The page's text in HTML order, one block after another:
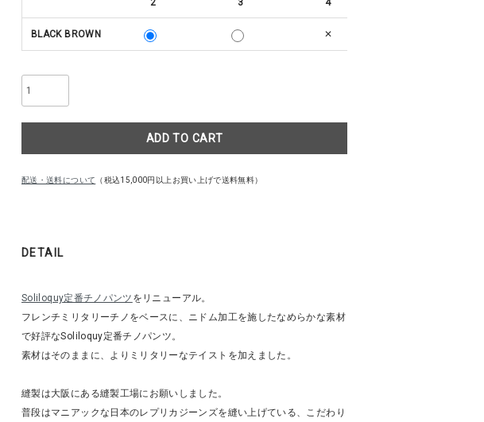
2 3 4
BLACK BROWN ✕
ADD TO CART
配送・送料について （税込15,000円以上お買い上げで送料無料）
DETAIL
Soliloquy定番チノパンツ をリニューアル。
フレンチミリタリーチノをベースに、ニドム加工を施したなめらかな素材
で好評なSoliloquy定番チノパンツ。
素材はそのままに、よりミリタリーなテイストを加えました。
縫製は大阪にある縫製工場にお願いしました。
普段はマニアックな日本のレプリカジーンズを縫い上げている、こだわり